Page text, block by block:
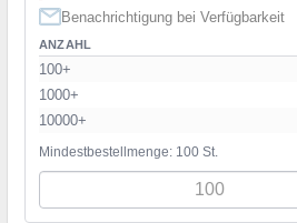
Benachrichtigung bei Verfügbarkeit
ANZAHL
100+
1000+
10000+
Mindestbestellmenge: 100 St.